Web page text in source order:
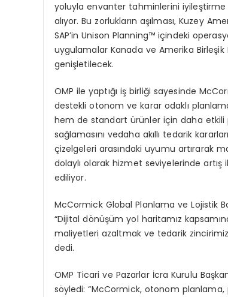
yoluyla envanter tahminlerini iyileştirme
alıyor. Bu zorlukların aşılması, Kuzey
SAP’in Unison Planning™ içindeki
uygulamalar Kanada ve Amerika Birleşik
genişletilecek.
OMP ileyaptığı iş birliği sayesinde
destekli otonom ve karar odaklı
hem de standart ürünler için daha etkili
sağlamasını vedaha akıllı tedarik kararları
çizelgeleri arasındaki uyumu artırarak
dolaylı olarak hizmet seviyelerinde artış
ediliyor.
McCormick GlobalPlanlama ve Lojistik
“Dijital dönüşüm yol haritamız
maliyetleri azaltmak ve tedarik
dedi.
OMP Ticari ve Pazarlar İcra Kurulu
söyledi: “McCormick, otonom planlama,